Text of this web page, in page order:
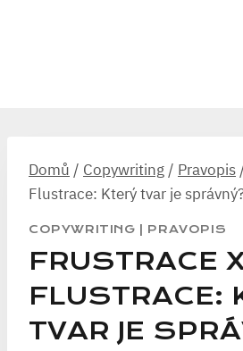
Domů / Copywriting / Pravopis
Flustrace: Který tvar je
COPYWRITING PRAVOPIS
FRUSTRACE
FLUSTRACE:
TVAR JE